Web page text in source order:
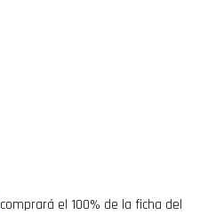
comprará el 100% de la ficha del